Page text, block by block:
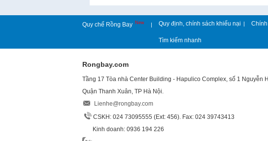
Quy chế Rồng Bay New | Quy định, chính sách khiếu nại |
Tìm kiếm nhanh
Rongbay.com
Tầng 17 Tòa nhà Center Building - Hapulico Complex, số 1 Nguyễn
Quận Thanh Xuân, TP Hà Nội.
Lienhe@rongbay.com
CSKH: 024 73095555 (Ext: 456). Fax: 024 39743413
Kinh doanh: 0936 194 226